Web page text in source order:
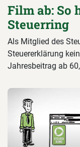
Film ab: So
Steuerring
Als Mitglied des
Steuererklärung
Jahresbeitrag ab